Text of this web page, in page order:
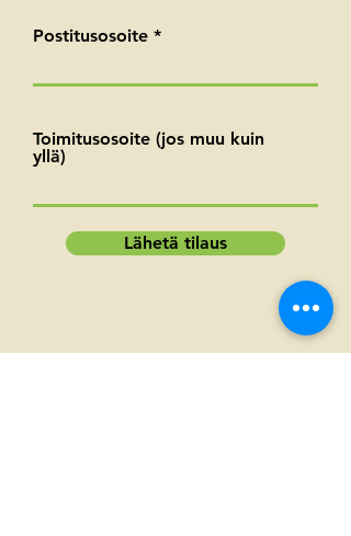
Postitusosoite
Toimitusosoite (jos muu kuin
yllä)
Lähetä tilaus